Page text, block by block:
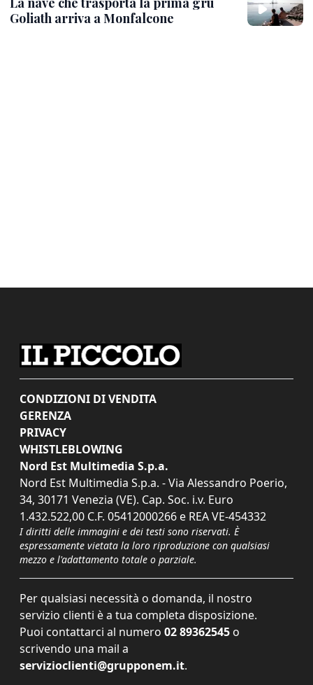
Goliath arriva a Monfalcone
CONDIZIONI DI VENDITA
GERENZA
PRIVACY
WHISTLEBLOWING
Nord Est Multimedia S.p.a.
Nord Est Multimedia S.p.a. - Via Alessandro Poerio,
34, 30171 Venezia (VE). Cap. Soc. i.v. Euro
1.432.522,00 C.F. 05412000266 e REA VE-454332
I diritti delle immagini e dei testi sono riservati. È
espressamente vietata la loro riproduzione con qualsiasi
mezzo e l'adattamento totale o parziale.
Per qualsiasi necessità o domanda, il nostro
servizio clienti è a tua completa disposizione.
Puoi contattarci al numero 02 89362545 o
scrivendo una mail a
servizioclienti@grupponem.it.